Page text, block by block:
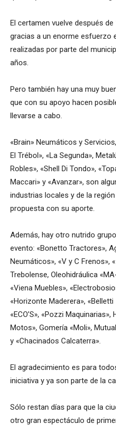
El certamen vuelve después
gracias a un enorme esfuerzo
realizadas por parte del
años.
Pero también hay una muy
que con su apoyo hacen
llevarse a cabo.
«Brain» Neumáticos y
El Trébol», «La Segunda»,
Robles», «Shell Di Tondo»,
Maccari» y «Avanzar», son
industrias locales y de la
propuesta con su aporte.
Además, hay otro nutrido
evento: «Bonetto Tractores»,
Neumáticos», «V y C Frenos»,
Trebolense, Oleohidráulica
«Viena Muebles»,
«Horizonte Maderera»,
«ECO’S», «Pozzi
Motos», Gomería «Moli»,
y «Chacinados Calcaterra».
El agradecimiento es para
iniciativa y ya son parte de la
Sólo restan días para que la
otro gran espectáculo de